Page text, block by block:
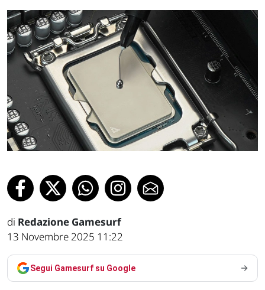
di Redazione Gamesurf
13 Novembre 2025 11:22
Segui Gamesurf su Google